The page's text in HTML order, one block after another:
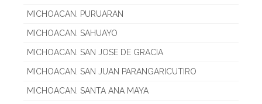
MICHOACAN. PURUARAN
MICHOACAN. SAHUAYO
MICHOACAN. SAN JOSE DE GRACIA
MICHOACAN. SAN JUAN PARANGARICUTIRO
MICHOACAN. SANTA ANA MAYA